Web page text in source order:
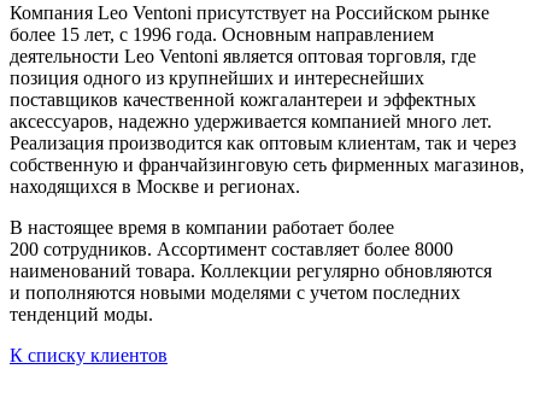
Компания Leo Ventoni присутствует на Российском рынке
более 15 лет, с 1996 года. Основным направлением
деятельности Leo Ventoni является оптовая торговля, где
позиция одного из крупнейших и интереснейших
поставщиков качественной кожгалантереи и эффектных
аксессуаров, надежно удерживается компанией много лет.
Реализация производится как оптовым клиентам, так и через
собственную и франчайзинговую сеть фирменных магазинов,
находящихся в Москве и регионах.
В настоящее время в компании работает более
200 сотрудников. Ассортимент составляет более 8000
наименований товара. Коллекции регулярно обновляются
и пополняются новыми моделями с учетом последних
тенденций моды.
К списку клиентов